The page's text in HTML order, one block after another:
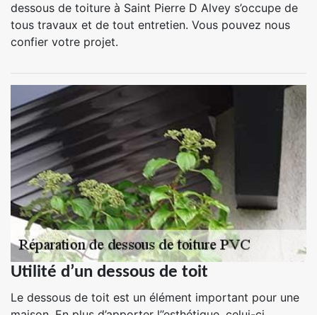
dessous de toiture à Saint Pierre D Alvey s’occupe de
tous travaux et de tout entretien. Vous pouvez nous
confier votre projet.
Utilité d’un dessous de toit
Le dessous de toit est un élément important pour une